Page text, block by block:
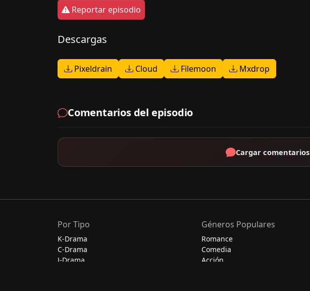
Reportar episodio
Descargas
Pixeldrain Cloud Filemoon Mxdrop
Comentarios del episodio
Cargar comentarios
Por Tipo
K-Drama
C-Drama
J-Drama
Géneros Populares
Romance
Comedia
Acción